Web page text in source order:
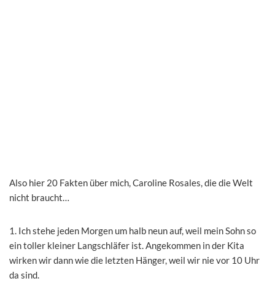
Also hier 20 Fakten über mich, Caroline Rosales, die die Welt
nicht braucht…
1. Ich stehe jeden Morgen um halb neun auf, weil mein Sohn so
ein toller kleiner Langschläfer ist. Angekommen in der Kita
wirken wir dann wie die letzten Hänger, weil wir nie vor 10 Uhr
da sind.